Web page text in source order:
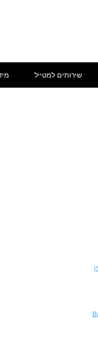
שירותים למטייל